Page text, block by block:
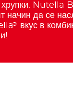
хрупки. Nutella
начин да се
®
вкус в